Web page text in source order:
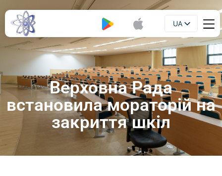
UA
EN
Верховна Рада
встановила мораторій на
закриття шкіл